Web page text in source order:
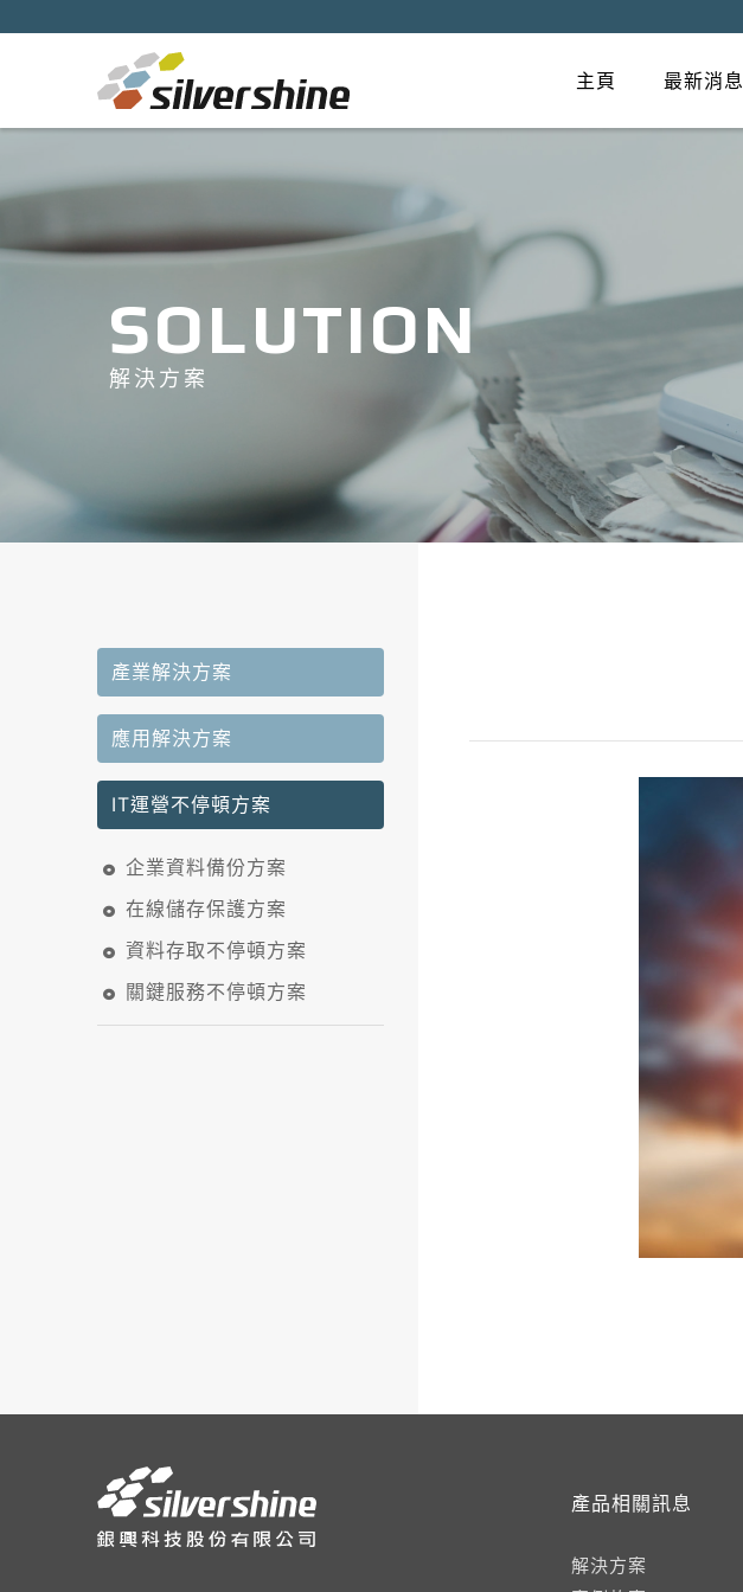
主頁 最新消息
SOLUTION
解決方案
產業解決方案
應用解決方案
IT運營不停頓方案
企業資料備份方案
在線儲存保護方案
資料存取不停頓方案
關鍵服務不停頓方案
產品相關訊息
解決方案